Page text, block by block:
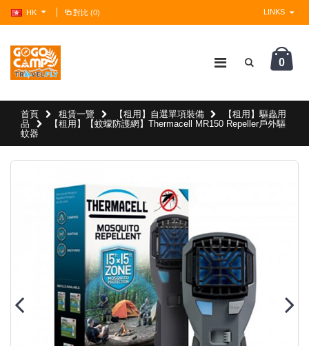
HK 對比 (0) LINKS
0
首頁 租賃一覽 【租用】自選單項裝備
【租用】驅蟲用
品
【租用】【蚊蠓防護網】Thermacell MR150 Repeller戶外驅
蚊器